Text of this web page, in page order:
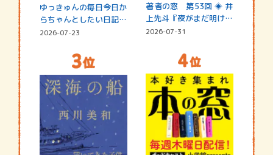
ゆっきゅんの毎日今日か
らちゃんとしたい日記
☆202…
2026-07-23
著者の窓 第53回 ◈ 井
上先斗『夜がまだ明けな
い』
2026-07-31